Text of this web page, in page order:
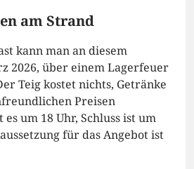
am Strand
kann man an diesem
2026, über einem Lagerfeuer
Teig kostet nichts, Getränke
Preisen
um 18 Uhr, Schluss ist um
für das Angebot ist